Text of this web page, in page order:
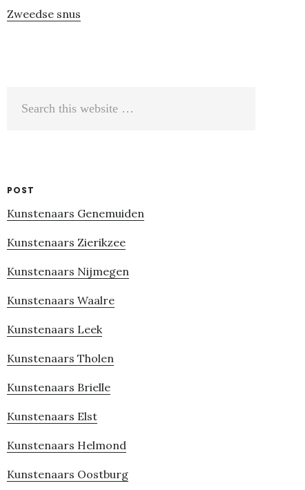
Zweedse snus
POST
Kunstenaars Genemuiden
Kunstenaars Zierikzee
Kunstenaars Nijmegen
Kunstenaars Waalre
Kunstenaars Leek
Kunstenaars Tholen
Kunstenaars Brielle
Kunstenaars Elst
Kunstenaars Helmond
Kunstenaars Oostburg